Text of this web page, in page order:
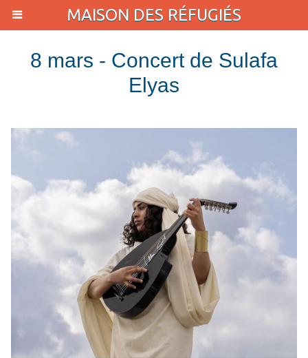
MAISON DES RÉFUGIÉS
8 mars - Concert de Sulafa
Elyas